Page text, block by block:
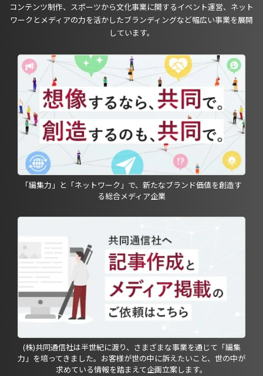
コンテンツ制作、スポーツから文化事業に関するイベント運営、ネット
ワークとメディアの力を活かしたブランディングなど幅広い事業を展開
しています。
「編集力」と「ネットワーク」で、新たなブランド価値を創造す
る総合メディア企業
(株)共同通信社は半世紀に渡り、さまざまな事業を通じて「編集
力」を培ってきました。お客様が世の中に訴えたいこと、世の中が
求めている情報を踏まえて企画立案します。